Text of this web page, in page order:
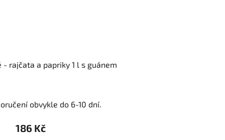
rajčata a papriky 1 l s guánem
obvykle do 6-10 dní.
186 Kč